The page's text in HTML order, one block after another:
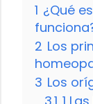
1 ¿Qué
2 Los
3 Los